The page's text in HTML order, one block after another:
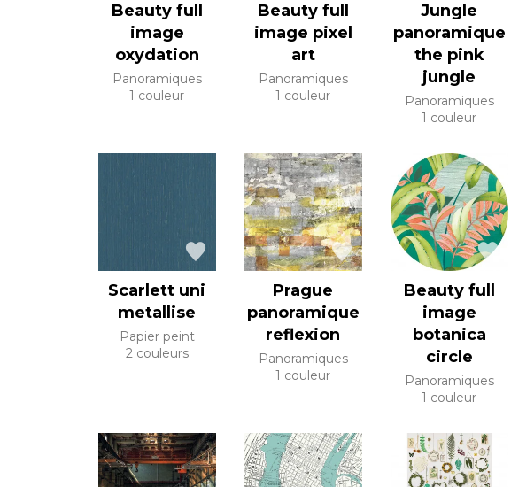
Beauty full
image
oxydation
Panoramiques
1 couleur
Beauty full
image pixel
art
Panoramiques
1 couleur
Jungle
panoramique
the pink
jungle
Panoramiques
1 couleur
Scarlett uni
metallise
Papier peint
2 couleurs
Prague
panoramique
reflexion
Panoramiques
1 couleur
Beauty full
image
botanica
circle
Panoramiques
1 couleur